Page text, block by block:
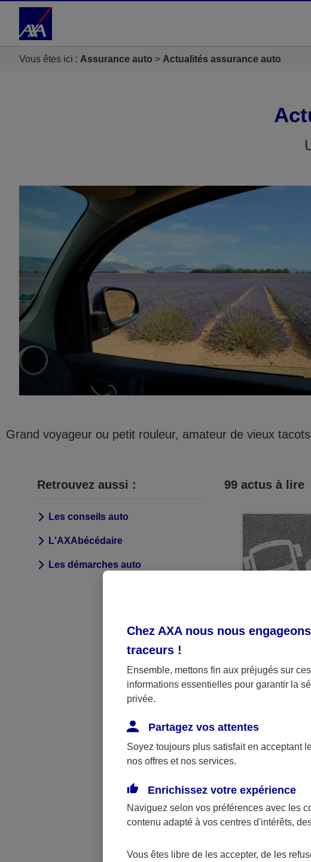
Accéder au Contenu
Vous êtes ici : Assurance auto Actualités assurance auto
Grand voyageur ou petit rouleur, amateur de vieux
Retrouvez aussi :
Les conseils auto
L'AXAbécédaire
Les démarches auto
99actus à lire
Par AXA, le
commun :
Chez AXA nous nous
traceurs !
Ensemble, mettons fin aux préjugés sur
informations essentielles pour garantir la
privée.
Partagez vos attentes
Soyez toujours plus satisfait en acceptant
nos offres et nos services.
Enrichissez votre expérience
Naviguez selon vos préférences avec les
contenu adapté à vos centres d'intérêts,
Vous êtes libre de les accepter, de les